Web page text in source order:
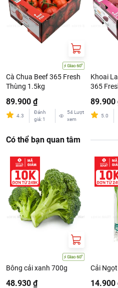
Có vị ngọt,
Hướng dẫn sử dụng: Rửa sạch
Cà Chua Beef 365 Fresh
Thùng 1.5kg
89.900 ₫
4.3
Đánh
giá: 1
54 Lượt
xem
Khoai
365
89.900
5.0
Có thể bạn quan tâm
Bông cải xanh 700g
48.930 ₫
Cải
14.900